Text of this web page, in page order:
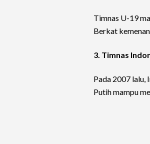
Timnas U-19
Berkat
3. Timnas
Pada 2007 lalu,
Putih mampu